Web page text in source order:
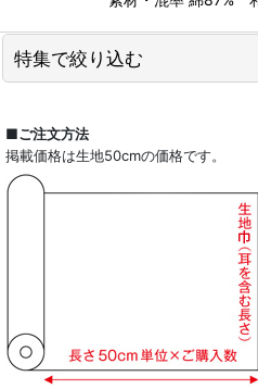
特集で絞り込む
ドレスシャツ
コート・ボトム・バッグ
■ご注文方法
掲載価格は生地50cmの価格です。